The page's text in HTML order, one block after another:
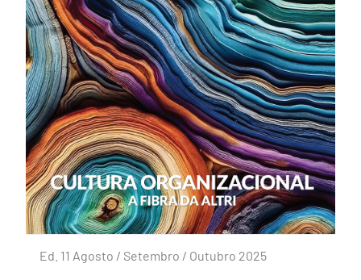
Ed. 11 Agosto / Setembro / Outubro 2025